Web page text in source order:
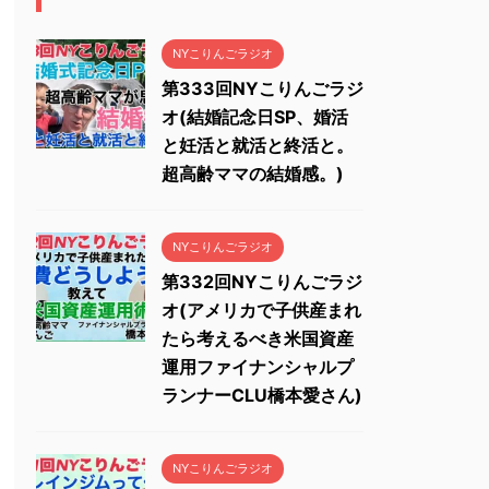
NYこりんごラジオ
第333回NYこりんごラジ
オ(結婚記念日SP、婚活
と妊活と就活と終活と。
超高齢ママの結婚感。)
NYこりんごラジオ
第332回NYこりんごラジ
オ(アメリカで子供産まれ
たら考えるべき米国資産
運用ファイナンシャルプ
ランナーCLU橋本愛さん)
NYこりんごラジオ